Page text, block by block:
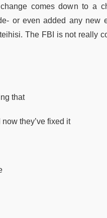
comes down to a
or even added any new
The FBI is not really
that
they’ve fixed it